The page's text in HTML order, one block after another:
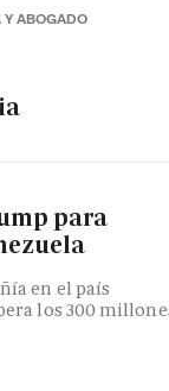
Y ABOGADO
para
en el país
los 300